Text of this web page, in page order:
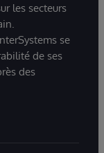
les secteurs
se
de ses
des